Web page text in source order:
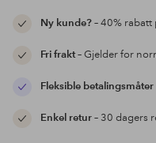
Ny kunde?– 40% rabatt
Fri frakt– Gjelder for
Fleksible betalingsmåter
Enkel retur– 30 dagers